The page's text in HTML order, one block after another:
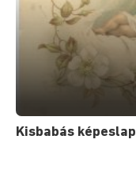
Kisbabás képeslap